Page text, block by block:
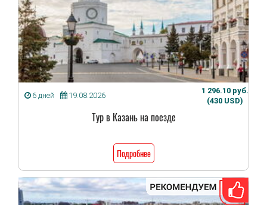
6 дней 19.08.2026
1 296.10 руб.
(430 USD)
Тур в Казань на поезде
Подробнее